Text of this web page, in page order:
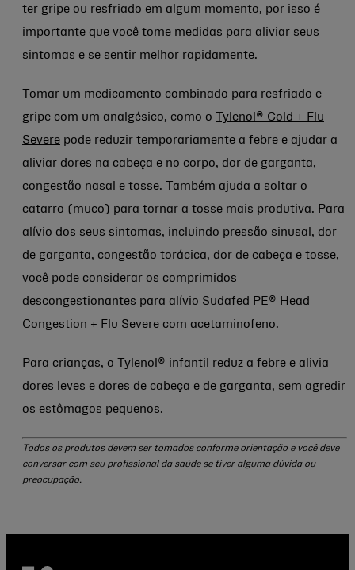
ter gripe ou resfriado em algum momento, por isso é
importante que você tome medidas para aliviar seus
sintomas e se sentir melhor rapidamente.
Tomar um medicamento combinado para resfriado e
gripe com um analgésico, como o Tylenol® Cold + Flu
Severe pode reduzir temporariamente a febre e ajudar a
aliviar dores na cabeça e no corpo, dor de garganta,
congestão nasal e tosse. Também ajuda a soltar o
catarro (muco) para tornar a tosse mais produtiva. Para
alívio dos seus sintomas, incluindo pressão sinusal, dor
de garganta, congestão torácica, dor de cabeça e tosse,
você pode considerar os comprimidos
descongestionantes para alívio Sudafed PE® Head
Congestion + Flu Severe com acetaminofeno.
Para crianças, o Tylenol® infantil reduz a febre e alivia
dores leves e dores de cabeça e de garganta, sem agredir
os estômagos pequenos.
Todos os produtos devem ser tomados conforme orientação e você deve
conversar com seu profissional da saúde se tiver alguma dúvida ou
preocupação.